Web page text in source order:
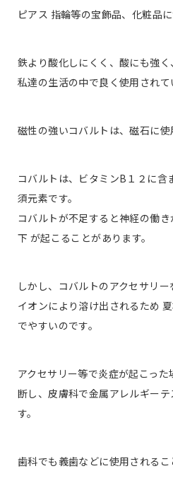
ピアス 指輪等の宝飾品、化粧品に
鉄より酸化しにくく、酸にも強
私達の生活の中で良く使用されて
磁性の強いコバルトは、磁石に使
コバルトは、ビタミンB１２に含
須元素です。
コバルトが不足すると神経の働
下 が起こることがあります。
しかし、コバルトのアクセサリ
イオンにより溶け出されるため
でやすいのです。
アクセサリー等で炎症が起こっ
断し、皮膚科で金属アレルギー
す。
歯科でも義歯などに使用されるこ